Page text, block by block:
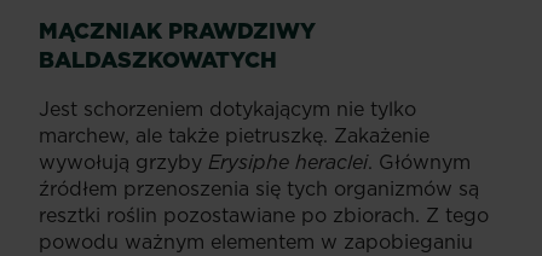
MĄCZNIAK PRAWDZIWY
BALDASZKOWATYCH
Jest schorzeniem dotykającym nie tylko
marchew, ale także pietruszkę. Zakażenie
wywołują grzyby Erysiphe heraclei. Głównym
źródłem przenoszenia się tych organizmów są
resztki roślin pozostawiane po zbiorach. Z tego
powodu ważnym elementem w zapobieganiu